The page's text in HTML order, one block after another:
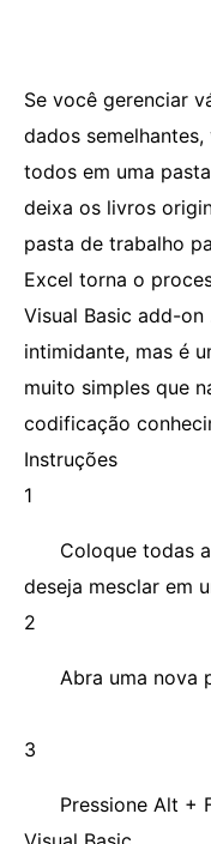
Se você gerenciar
dados
todos em uma
deixa os livros
pasta de trabalho
Excel torna o
Visual Basic add-
intimidante, mas é
muito simples que
codificação
Instruções
1
Coloque todas
deseja mesclar em
2
Abra uma nova
3
Pressione Alt +